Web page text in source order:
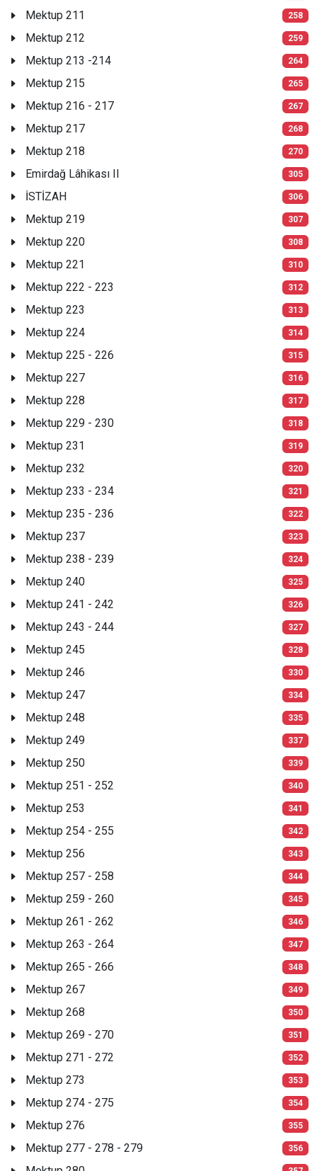
Mektup 211 258
Mektup 212 259
Mektup 213 -214 264
Mektup 215 265
Mektup 216 - 217 267
Mektup 217 268
Mektup 218 270
Emirdağ Lâhikası II 305
İSTİZAH 306
Mektup 219 307
Mektup 220 308
Mektup 221 310
Mektup 222 - 223 312
Mektup 223 313
Mektup 224 314
Mektup 225 - 226 315
Mektup 227 316
Mektup 228 317
Mektup 229 - 230 318
Mektup 231 319
Mektup 232 320
Mektup 233 - 234 321
Mektup 235 - 236 322
Mektup 237 323
Mektup 238 - 239 324
Mektup 240 325
Mektup 241 - 242 326
Mektup 243 - 244 327
Mektup 245 328
Mektup 246 330
Mektup 247 334
Mektup 248 335
Mektup 249 337
Mektup 250 339
Mektup 251 - 252 340
Mektup 253 341
Mektup 254 - 255 342
Mektup 256 343
Mektup 257 - 258 344
Mektup 259 - 260 345
Mektup 261 - 262 346
Mektup 263 - 264 347
Mektup 265 - 266 348
Mektup 267 349
Mektup 268 350
Mektup 269 - 270 351
Mektup 271 - 272 352
Mektup 273 353
Mektup 274 - 275 354
Mektup 276 355
Mektup 277 - 278 - 279 356